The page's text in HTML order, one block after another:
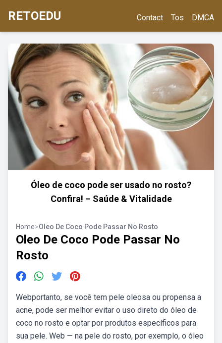
RETOEDU Contact Tos DMCA
Óleo de coco pode ser usado no rosto?
Confira! – Saúde & Vitalidade
Home>Oleo De Coco Pode Passar No Rosto
Oleo De Coco Pode Passar No
Rosto
Webportanto, se você tem pele oleosa ou propensa a
acne, pode ser melhor evitar o uso direto do óleo de
coco no rosto e optar por produtos específicos para
sua pele. Web — na pele do rosto, por exemplo, o óleo